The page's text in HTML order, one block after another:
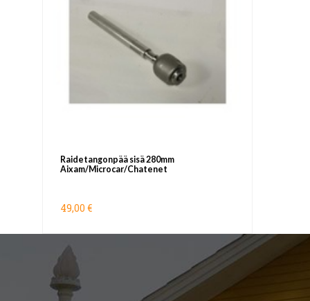
Raidetangonpää sisä 280mm
Aixam/Microcar/Chatenet
49,00 €